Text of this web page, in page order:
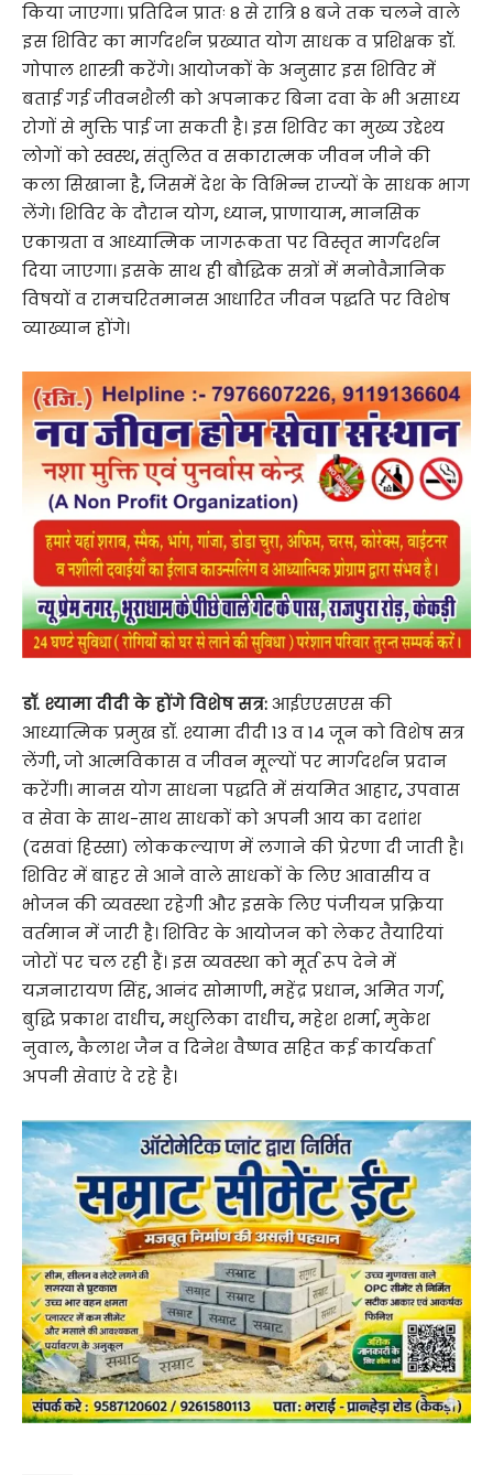
किया जाएगा। प्रतिदिन प्रातः 8 से रात्रि 8 बजे तक चलने वाले
इस शिविर का मार्गदर्शन प्रख्यात योग साधक व प्रशिक्षक डॉ.
गोपाल शास्त्री करेंगे। आयोजकों के अनुसार इस शिविर में
बताई गई जीवनशैली को अपनाकर बिना दवा के भी असाध्य
रोगों से मुक्ति पाई जा सकती है। इस शिविर का मुख्य उद्देश्य
लोगों को स्वस्थ,संतुलित व सकारात्मक जीवन जीने की
कला सिखाना है,जिसमें देश के विभिन्न राज्यों के साधक भाग
लेंगे। शिविर के दौरान योग,ध्यान,प्राणायाम,मानसिक
एकाग्रता व आध्यात्मिक जागरूकता पर विस्तृत मार्गदर्शन
दिया जाएगा। इसके साथ ही बौद्धिक सत्रों में मनोवैज्ञानिक
विषयों व रामचरितमानस आधारित जीवन पद्धति पर विशेष
व्याख्यान होंगे।
डॉ. श्यामा दीदी के होंगे विशेष सत्र:आईएएसएस की
आध्यात्मिक प्रमुख डॉ. श्यामा दीदी 13 व 14 जून को विशेष सत्र
लेंगी,जो आत्मविकास व जीवन मूल्यों पर मार्गदर्शन प्रदान
करेंगी। मानस योग साधना पद्धति में संयमित आहार,उपवास
व सेवा के साथ-साथ साधकों को अपनी आय का दशांश
(दसवां हिस्सा) लोककल्याण में लगाने की प्रेरणा दी जाती है।
शिविर में बाहर से आने वाले साधकों के लिए आवासीय व
भोजन की व्यवस्था रहेगी और इसके लिए पंजीयन प्रक्रिया
वर्तमान में जारी है। शिविर के आयोजन को लेकर तैयारियां
जोरों पर चल रही हैं। इस व्यवस्था को मूर्त रूप देने में
यज्ञनारायण सिंह,आनंद सोमाणी,महेंद्र प्रधान,अमित गर्ग,
बुद्धि प्रकाश दाधीच,मधुलिका दाधीच,महेश शर्मा,मुकेश
नुवाल,कैलाश जैन व दिनेश वैष्णव सहित कई कार्यकर्ता
अपनी सेवाएं दे रहे है।